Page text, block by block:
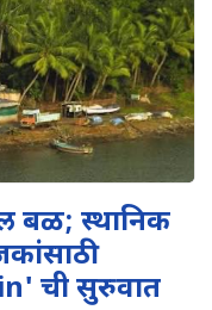
बळ; स्थानिक
ची सुरुवात